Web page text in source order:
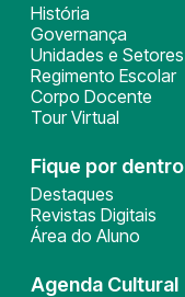
História
Governança
Unidades e Setores
Regimento Escolar
Corpo Docente
Tour Virtual
Fique por dentro
Destaques
Revistas Digitais
Área do Aluno
Agenda Cultural